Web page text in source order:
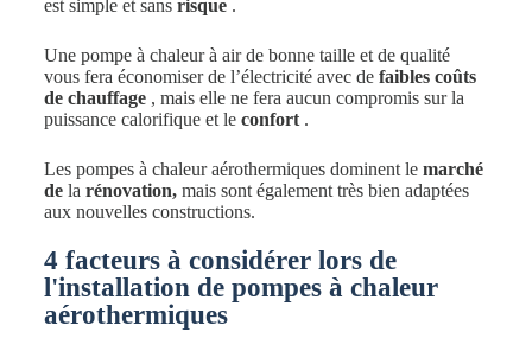
est simple et sans risque.
Une pompe à chaleur à air de bonne taille et de qualité
vous fera économiser de l’électricité avec de faibles coûts
de chauffage, mais elle ne fera aucun compromis sur la
puissance calorifique et le confort.
Les pompes à chaleur aérothermiques dominent le marché
dela rénovation,mais sont également très bien adaptées
aux nouvelles constructions.
4 facteurs à considérer lors de
l'installation de pompes à chaleur
aérothermiques